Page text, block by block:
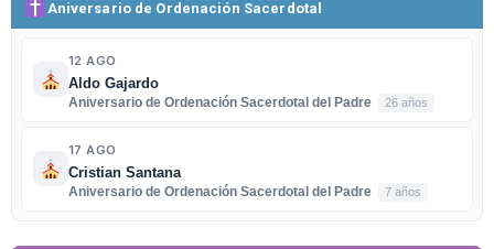
Aniversario de Ordenación Sacerdotal
12 AGO
Aldo Gajardo
Aniversario de Ordenación Sacerdotal del Padre
26 años
17 AGO
Cristian Santana
Aniversario de Ordenación Sacerdotal del Padre
7 años